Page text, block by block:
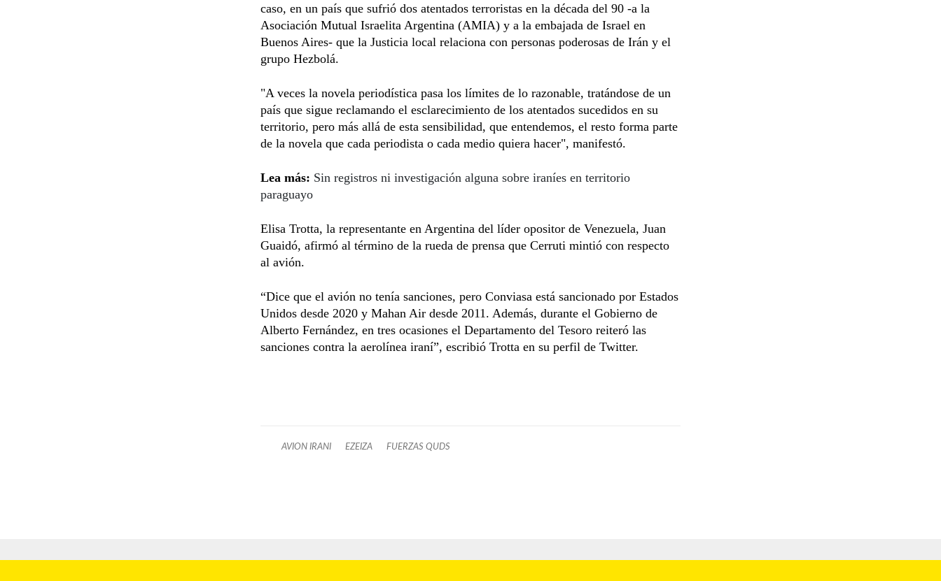
caso, en un país que sufrió dos atentados terroristas en la década del 90 -a la
Asociación Mutual Israelita Argentina (AMIA) y a la embajada de Israel en
Buenos Aires- que la Justicia local relaciona con personas poderosas de Irán y el
grupo Hezbolá.
"A veces la novela periodística pasa los límites de lo razonable, tratándose de un
país que sigue reclamando el esclarecimiento de los atentados sucedidos en su
territorio, pero más allá de esta sensibilidad, que entendemos, el resto forma parte
de la novela que cada periodista o cada medio quiera hacer", manifestó.
Lea más: Sin registros ni investigación alguna sobre iraníes en territorio
paraguayo
Elisa Trotta, la representante en Argentina del líder opositor de Venezuela, Juan
Guaidó, afirmó al término de la rueda de prensa que Cerruti mintió con respecto
al avión.
“Dice que el avión no tenía sanciones, pero Conviasa está sancionado por Estados
Unidos desde 2020 y Mahan Air desde 2011. Además, durante el Gobierno de
Alberto Fernández, en tres ocasiones el Departamento del Tesoro reiteró las
sanciones contra la aerolínea iraní”, escribió Trotta en su perfil de Twitter.
AVION IRANI EZEIZA FUERZAS QUDS